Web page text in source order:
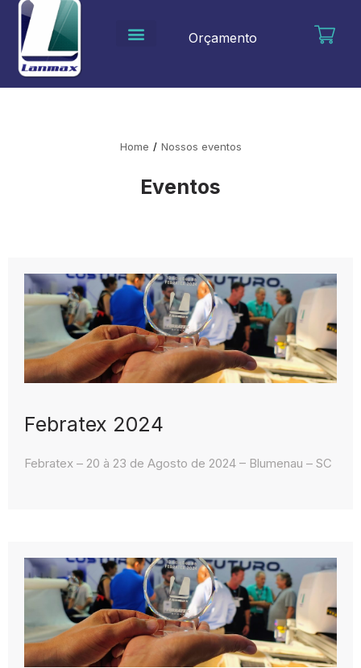
para
conteúdo
Orçamento
Home / Nossos eventos
Eventos
Febratex 2024
Febratex – 20 à 23 de Agosto de 2024 – Blumenau – SC